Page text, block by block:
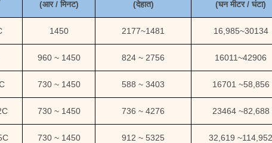
(आर / मिनट)
(देहात)
(घन मीटर / घंटा)
1450 2177~1481 16,985~30134
960 ~ 1450 824 ~ 2756 16011~42906
730 ~ 1450 588 ~ 3403 16701 ~58,856
730 ~ 1450 736 ~ 4276 23464 ~82,688
730 ~ 1450 912 ~ 5325 32,619 ~114,952